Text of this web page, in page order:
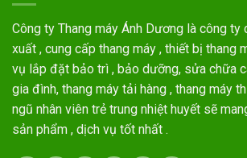
Công ty Thang máy Ánh Dương là công ty
xuất , cung cấp thang máy , thiết bị thang
vụ lắp đặt bảo trì , bảo dưỡng, sửa chữa
gia đình, thang máy tải hàng , thang máy
ngũ nhân viên trẻ trung nhiệt huyết sẽ
sản phẩm , dịch vụ tốt nhất .